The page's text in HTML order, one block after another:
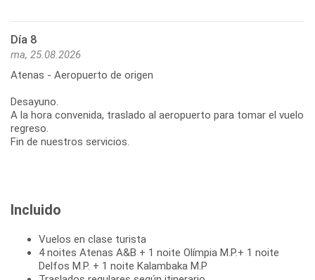
Día 8
ma, 25.08.2026
Atenas - Aeropuerto de origen
Desayuno.
A la hora convenida, traslado al aeropuerto para tomar el vuelo
regreso.
Fin de nuestros servicios.
Incluido
Vuelos en clase turista
4 noites Atenas A&B + 1 noite Olímpia M.P.+ 1 noite
Delfos M.P. + 1 noite Kalambaka M.P